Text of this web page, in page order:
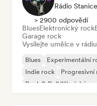
Rádio Stanice
> 2900 odpovědí
BluesElektronický rock
Garage rock
Vysílejte umělce v rádiu
Blues Experimentální
Indie rock
Progresivní
Rock & Roll/Klasický